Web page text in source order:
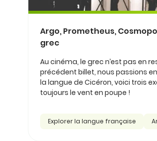
Argo, Prometheus,
grec
Au cinéma, le grec n’est pas en
précédent billet, nous passions
la langue de Cicéron, voici trois
toujours le vent en poupe !
Explorer la langue française